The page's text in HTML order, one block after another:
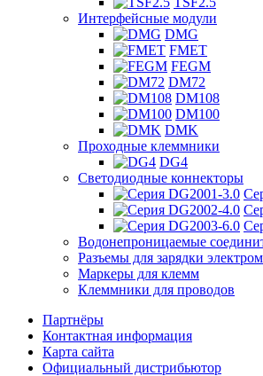
Интерфейсные модули
DMG
FMET
FEGM
DM72
DM108
DM100
DMK
Проходные клеммники
DG4
Светодиодные коннекторы
Водонепроницаемые
Разъемы для зарядки
Маркеры для клемм
Клеммники для проводов
Партнёры
Контактная информация
Карта сайта
Официальный дистрибьютор